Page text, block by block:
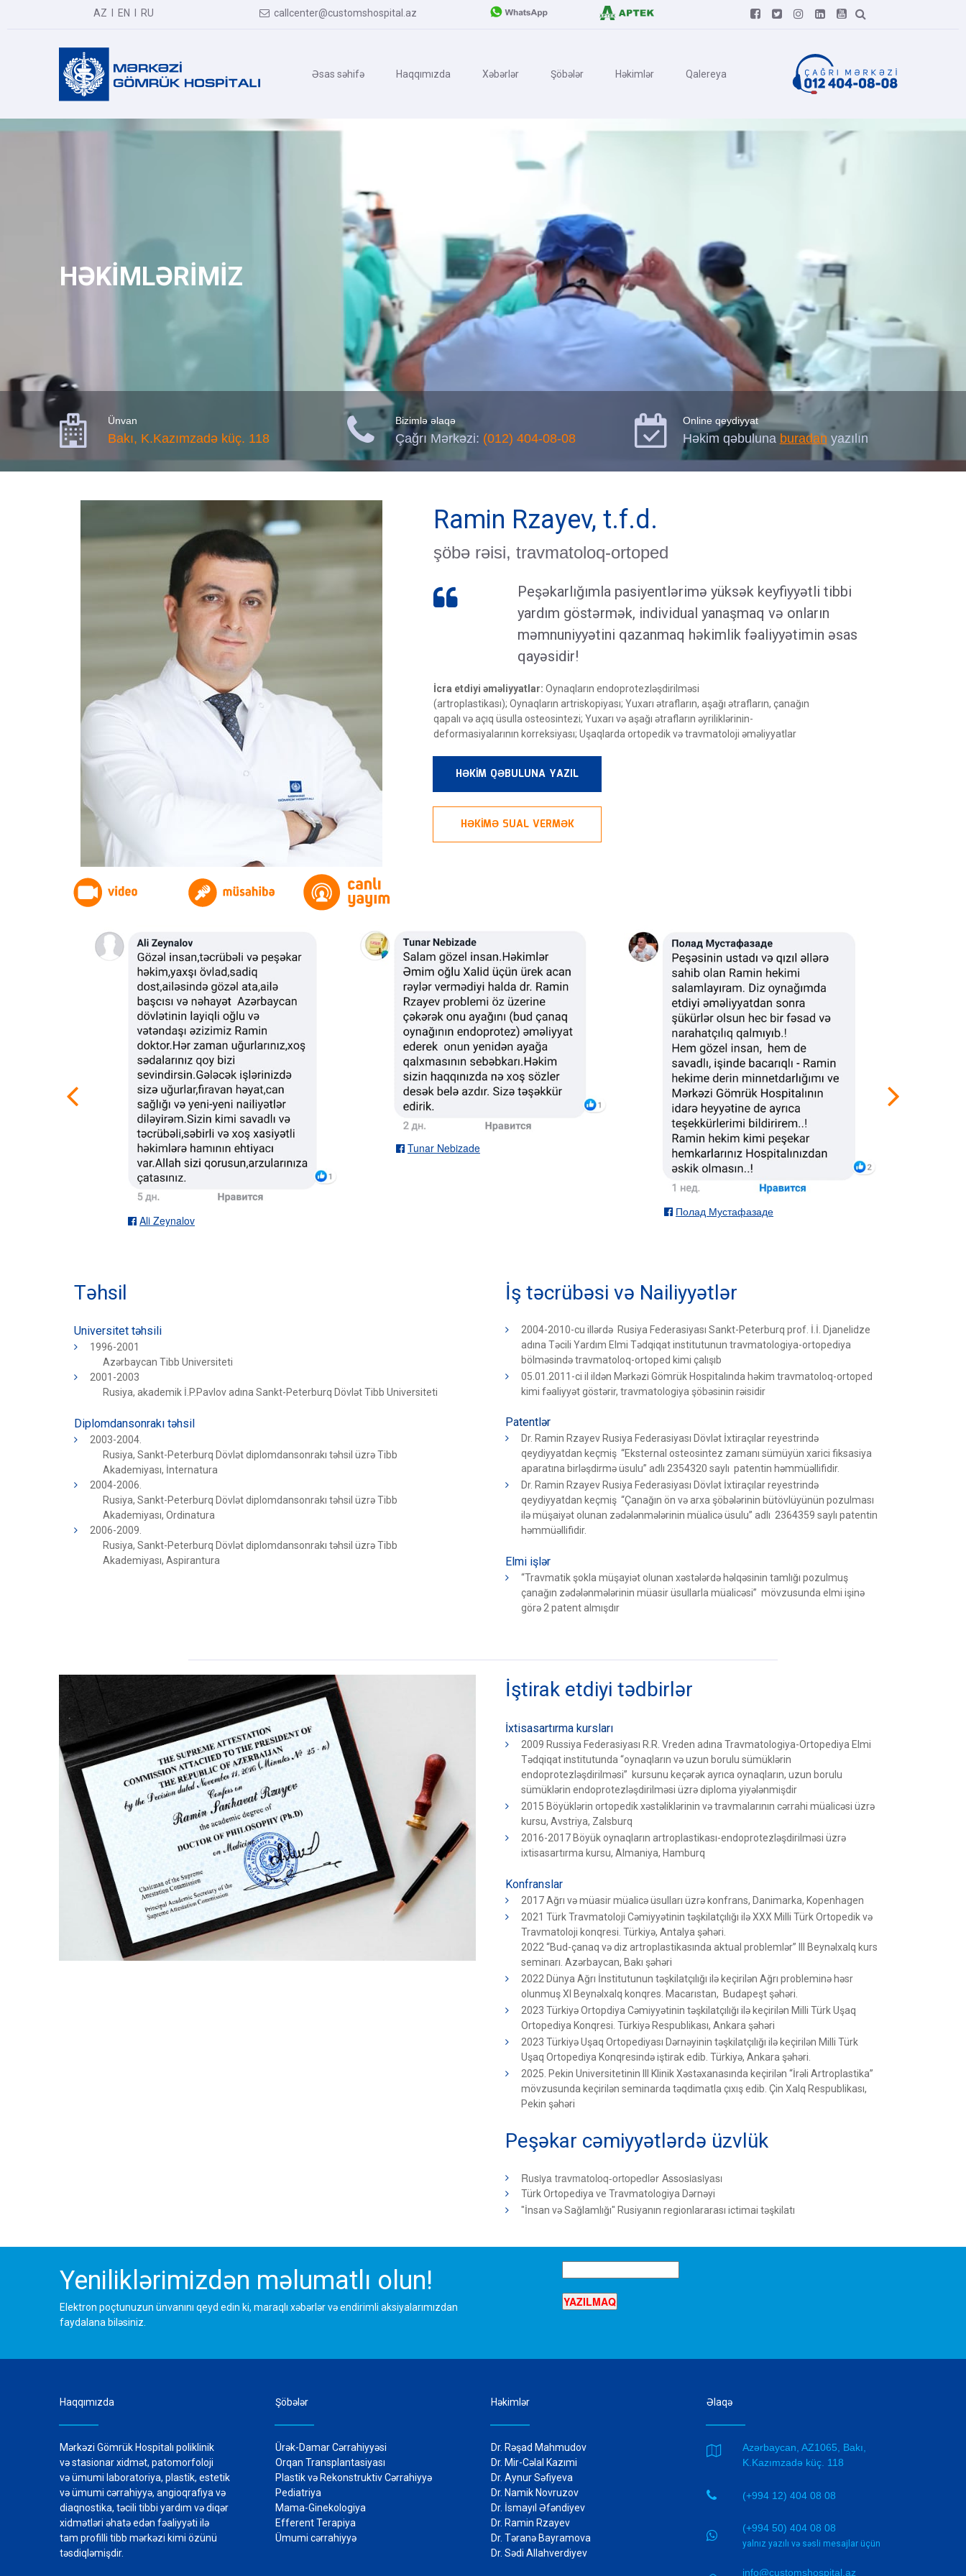
AZ EN RU  callcenter@customshospital.az      
Əsas səhifə Haqqımızda Xəbərlər Şöbələr Həkimlər Qalereya
HƏKİMLƏRİMİZ
 Ünvan
Bakı, K.Kazımzadə küç. 118  Bizimlə əlaqə
Çağrı Mərkəzi: (012) 404-08-08  Online qeydiyyat
Həkim qəbuluna buradan yazılın
Ramin Rzayev, t.f.d.
şöbə rəisi, travmatoloq-ortoped

Peşəkarlığımla pasiyentlərimə yüksək keyfiyyətli tibbi
yardım göstərmək, individual yanaşmaq və onların
məmnuniyyətini qazanmaq həkimlik fəaliyyətimin əsas
qayəsidir!
İcra etdiyi əməliyyatlar: Oynaqların endoprotezləşdirilməsi
(artroplastikası); Oynaqların artriskopiyası; Yuxarı ətrafların, aşağı ətrafların, çanağın
qapalı və açıq üsulla osteosintezi; Yuxarı və aşağı ətrafların əyriliklərinin-
deformasiyalarının korreksiyası; Uşaqlarda ortopedik vətravmatoloji əməliyyatlar
HƏKİM QƏBULUNA YAZIL
HƏKİMƏ SUAL VERMƏK
 Ali Zeynalov
 Tunar Nebizade
 Полад Мустафазаде
Təhsil
Universitet təhsili
1996-2001
Azərbaycan Tibb Universiteti
2001-2003
Rusiya, akademik İ.P.Pavlov adına Sankt-Peterburq Dövlət Tibb Universiteti
Diplomdansonrakı təhsil
2003-2004.
Rusiya, Sankt-Peterburq Dövlət diplomdansonrakı təhsil üzrə Tibb
Akademiyası, İnternatura
2004-2006.
Rusiya, Sankt-Peterburq Dövlət diplomdansonrakı təhsil üzrə Tibb
Akademiyası, Ordinatura
2006-2009.
Rusiya, Sankt-Peterburq Dövlət diplomdansonrakı təhsil üzrə Tibb
Akademiyası, Aspirantura
İş təcrübəsi və Nailiyyətlər
2004-2010-cu illərdə Rusiya Federasiyası Sankt-Peterburq prof. İ.İ. Djanelidze
adına Təcili Yardım Elmi Tədqiqat institutunun travmatologiya-ortopediya
bölməsində travmatoloq-ortoped kimi çalışıb
05.01.2011-ci il ildən Mərkəzi Gömrük Hospitalında həkim travmatoloq-ortoped
kimi fəaliyyət göstərir, travmatologiya şöbəsinin rəisidir
Patentlər
Dr. Ramin Rzayev Rusiya Federasiyası Dövlət İxtiraçılar reyestrində
qeydiyyatdan keçmiş “Eksternal osteosintez zamanı sümüyün xarici fiksasiya
aparatına birləşdirmə üsulu” adlı 2354320 saylı patentin həmmüəllifidir.
Dr. Ramin Rzayev Rusiya Federasiyası Dövlət İxtiraçılar reyestrində
qeydiyyatdan keçmiş “Çanağın ön və arxa şöbələrinin bütövlüyünün pozulması
ilə müşaiyət olunan zədələnmələrinin müalicə üsulu” adlı 2364359 saylı patentin
həmmüəllifidir.
Elmi işlər
“Travmatik şokla müşayiət olunan xəstələrdə həlqəsinin tamlığı pozulmuş
çanağın zədələnmələrinin müasir üsullarla müalicəsi” mövzusunda elmi işinə
görə 2 patent almışdır
İştirak etdiyi tədbirlər
İxtisasartırma kursları
2009 Russiya Federasiyası R.R. Vreden adına Travmatologiya-Ortopediya Elmi
Tədqiqat institutunda “oynaqların və uzun borulu sümüklərin
endoprotezləşdirilməsi” kursunu keçərək ayrıca oynaqların, uzun borulu
sümüklərin endoprotezləşdirilməsi üzrə diploma yiyələnmişdir
2015 Böyüklərin ortopedik xəstəliklərinin və travmalarının cərrahi müalicəsi üzrə
kursu, Avstriya, Zalsburq
2016-2017 Böyük oynaqların artroplastikası-endoprotezləşdirilməsi üzrə
ixtisasartırma kursu, Almaniya, Hamburq
Konfranslar
2017 Ağrı və müasir müalicə üsulları üzrə konfrans, Danimarka, Kopenhagen
2021 Türk Travmatoloji Cəmiyyətinin təşkilatçılığı ilə XXX Milli Türk Ortopedik və
Travmatoloji konqresi. Türkiyə, Antalya şəhəri.
2022 “Bud-çanaq və diz artroplastikasında aktual problemlər” III Beynəlxalq kurs
seminarı. Azərbaycan, Bakı şəhəri
2022 Dünya Ağrı İnstitutunun təşkilatçılığı ilə keçirilən Ağrı probleminə həsr
olunmuş XI Beynəlxalq konqres. Macarıstan, Budapeşt şəhəri.
2023 Türkiyə Ortopdiya Cəmiyyətinin təşkilatçılığı ilə keçirilən Milli Türk Uşaq
Ortopediya Konqresi. Türkiyə Respublikası, Ankara şəhəri
2023 Türkiyə Uşaq Ortopediyası Dərnəyinin təşkilatçılığı ilə keçirilən Milli Türk
Uşaq Ortopediya Konqresində iştirak edib. Türkiyə, Ankara şəhəri.
2025. Pekin Universitetinin III Klinik Xəstəxanasında keçirilən “İrəli Artroplastika”
mövzusunda keçirilən seminarda təqdimatla çıxış edib. Çin Xalq Respublikası,
Pekin şəhəri
Peşəkar cəmiyyətlərdə üzvlük
Rusiya travmatoloq-ortopedlər Assosiasiyası
Türk Ortopediya ve Travmatologiya Dərnəyi
"İnsan və Sağlamlığı" Rusiyanın regionlararası ictimai təşkilatı
Yeniliklərimizdən məlumatlı olun!
Elektron poçtunuzun ünvanını qeyd edin ki, maraqlı xəbərlər və endirimli aksiyalarımızdan
faydalana biləsiniz.
Haqqımızda
Mərkəzi Gömrük Hospitalı poliklinik
və stasionar xidmət, patomorfoloji
və ümumi laboratoriya, plastik, estetik
və ümumi cərrahiyyə, angioqrafiya və
diaqnostika, təcili tibbi yardım və diqər
xidmətləri əhatə edən fəaliyyəti ilə
tam profilli tibb mərkəzi kimi özünü
təsdiqləmişdir.
Şöbələr
Ürək-Damar Cərrahiyyəsi
Orqan Transplantasiyası
Plastik və Rekonstruktiv Cərrahiyyə
Pediatriya
Mama-Ginekologiya
Efferent Terapiya
Ümumi cərrahiyyə
Həkimlər
Dr. Rəşad Mahmudov
Dr. Mir-Cəlal Kazımi
Dr. Aynur Səfiyeva
Dr. Namik Novruzov
Dr. İsmayıl Əfəndiyev
Dr. Ramin Rzayev
Dr. Təranə Bayramova
Dr. Sədi Allahverdiyev
Əlaqə

Azərbaycan, AZ1065, Bakı,
K.Kazımzadə küç. 118
 (+994 12) 404 08 08

(+994 50) 404 08 08
yalnız yazılı və səsli mesajlar üçün
info@customshospital.az